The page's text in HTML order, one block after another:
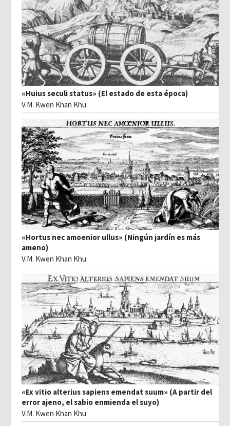
«Huius seculi status» (El estado de esta época)
V.M. Kwen Khan Khu
«Hortus nec amoenior ullus» (Ningún jardín es más
ameno)
V.M. Kwen Khan Khu
«Ex vitio alterius sapiens emendat suum» (A partir del
error ajeno, el sabio enmienda el suyo)
V.M. Kwen Khan Khu